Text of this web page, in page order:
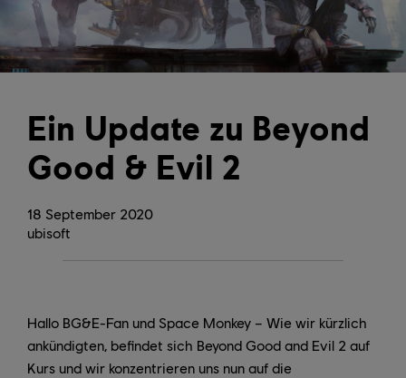
18 September 2020
Ein Update zu Beyond
Good & Evil 2
ubisoft
Hallo BG&E-Fan und Space Monkey – Wie wir kürzlich
ankündigten, befindet sich Beyond Good and Evil 2 auf
Kurs und wir konzentrieren uns nun auf die